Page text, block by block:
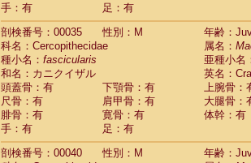
Atelidae Alouatta caraya
AtelidaeAlouatta fusca
AtelidaeAlouatta seniculus
AtelidaeAlouatta
AtelidaeAteles belzebuth
Atelidae Ateles geoffroyi
Atelidae Ateles paniscus
Atelidae Atelesspp.
Atelidae Lagothrix lagothricha
AtelidaeLagothrix lagothricha cana(0)
Pitheciidae
Cacajao calvus
手：有
足：有
剖検番号：00035
性別：M
年齢：
科名：Cercopithecidae
属名：
種小名： fascicularis
亜種小名
和名：カニクイザル
英名：
頭蓋骨：有
下顎骨：有
上腕骨：
尺骨：有
肩甲骨：有
大腿骨：
腓骨：有
寛骨：有
体幹：有
手：有
足：有
剖検番号：00040
性別：M
年齢：